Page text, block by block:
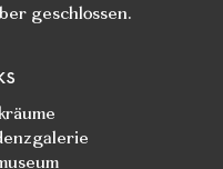
geschlossen.